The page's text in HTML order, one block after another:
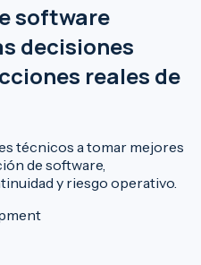
software
decisiones
reales de
técnicos a tomar mejores
de software,
y riesgo operativo.